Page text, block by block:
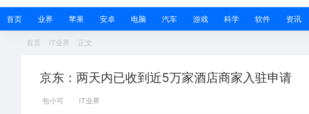
首页 业界 苹果 安卓 电脑 汽车 游戏 科学 软件 资讯
首页 IT业界 正文
京东：两天内已收到近5万家酒店商家入驻申请
包小可 IT业界